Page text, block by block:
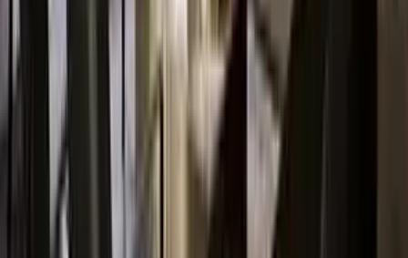
imza atmaya devam ediyor. Müşteri memnuiyetini esas alan, toplam
kalite anlayışı ile en ince ayrıntıları göz önünde bulundurup, ,
hayalleri gerçek kılan Kerimoğlu İnşaat beklentilerinizi sizlerle
buluşturuyor. Tecrübesini ve modern çizgisini kullanarak hayalini
Firmanın Diğer Projeleri
Kerimoğlu İnşaat